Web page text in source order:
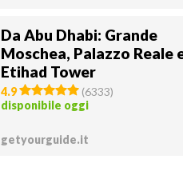
Da Abu Dhabi: Grande
Moschea, Palazzo Reale
Etihad Tower
4.9 (6333)
disponibile oggi
getyourguide.it